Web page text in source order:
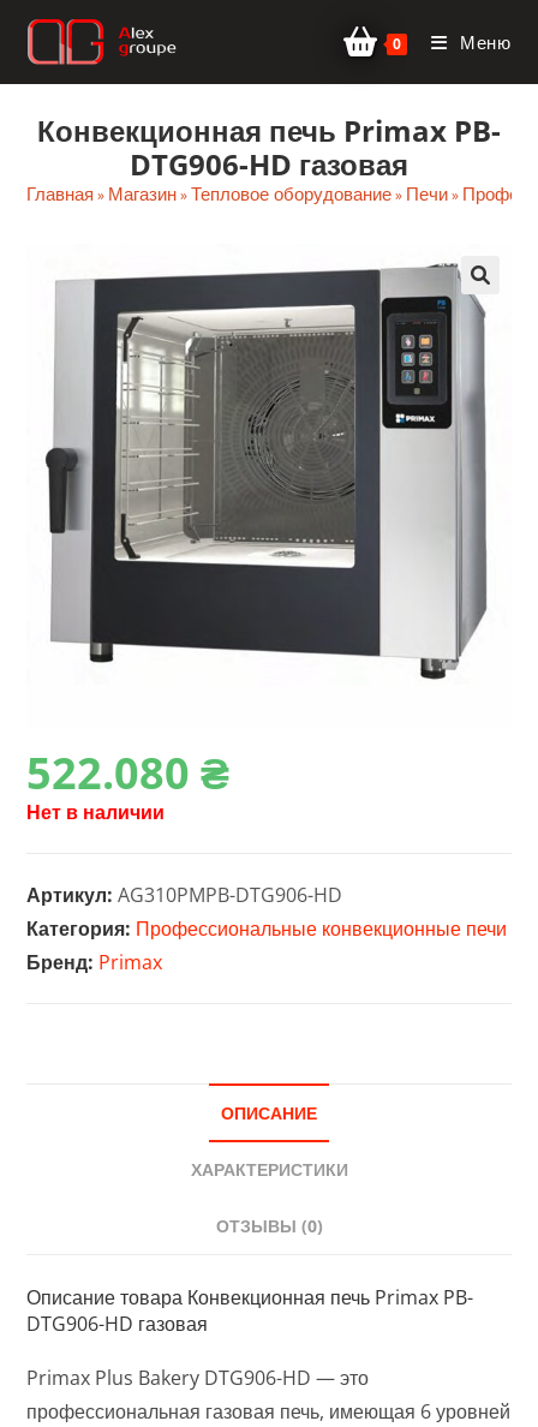
Перейти
0 Меню
Конвекционная печь Primax PB-
DTG906-HD газовая
Главная » Магазин»Тепловое оборудование» Печи»
🔍
522.080₴
Нет в наличии
Артикул:AG310PMPB-DTG906-HD
Категория: Профессиональные конвекционные печи
Бренд: Primax
ОПИСАНИЕ
ХАРАКТЕРИСТИКИ
ОТЗЫВЫ (0)
Описание товара Конвекционная печь Primax PB-
DTG906-HD газовая
Primax Plus Bakery DTG906-HD — это
профессиональная газовая печь, имеющая 6 уровней